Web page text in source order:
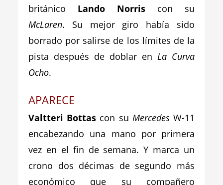
británico Lando Norris con su
McLaren. Su mejor giro había sido
borrado por salirse de los límites de la
pista después de doblar en La Curva
Ocho.
APARECE
Valtteri Bottas con su MercedesW-11
encabezando una mano por primera
vez en el fin de semana. Y marca un
crono dos décimas de segundo más
económico que su compañero